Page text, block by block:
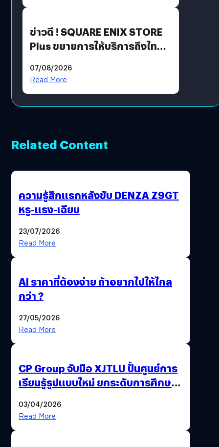
ข่าวดี ! SQUARE ENIX STORE
Plus ขยายการให้บริการถึงไทย
โดยตรง
07/08/2026
Read More
Related Content
ความรู้สึกแรกหลังขับ DENZA Z9GT
หรู-แรง-เฉียบ
23/07/2026
Read More
AI ราคาที่ต้องจ่าย ถ้าอยากไปให้ไกล
กว่า ?
27/05/2026
Read More
CP Group จับมือ XJTLU ปั้นศูนย์การ
เรียนรู้รูปแบบใหม่ ยกระดับการศึกษา
03/04/2026
Read More